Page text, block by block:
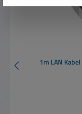
1m LAN